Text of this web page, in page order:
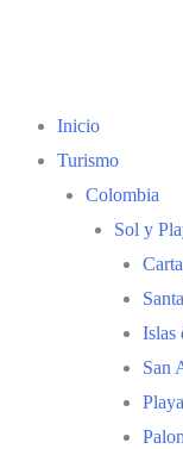
Inicio
Turismo
Colombia
Sol y
Islas
San